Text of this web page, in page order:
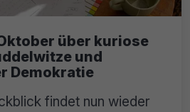
über kuriose
und
Demokratie
findet nun wieder